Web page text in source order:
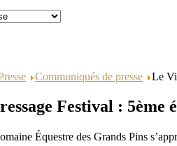
Communiqués de presse Le
Festival : 5ème
Équestre des Grands Pins